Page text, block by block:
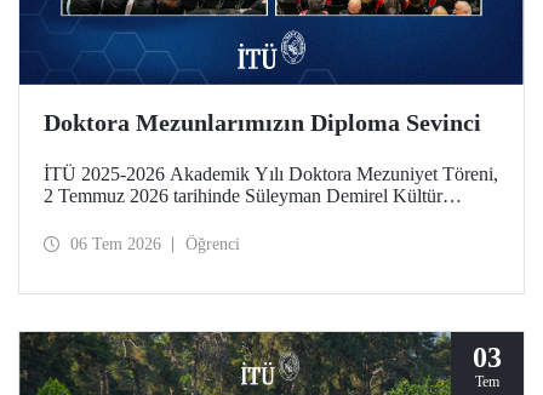
Doktora Mezunlarımızın Diploma Sevinci
İTÜ 2025-2026 Akademik Yılı Doktora Mezuniyet Töreni,
2 Temmuz 2026 tarihinde Süleyman Demirel Kültür
“Doktora Özel Ödülleri” ve “En Başarılı Doktora Tez
06 Tem 2026 Öğrenci
03
Tem